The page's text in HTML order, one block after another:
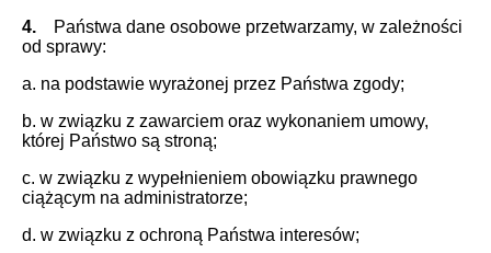
4.
Państwa dane osobowe przetwarzamy, w zależności
od sprawy:
a. na podstawie wyrażonej przez Państwa zgody;
b. w związku z zawarciem oraz wykonaniem umowy,
której Państwo są stroną;
c. w związku z wypełnieniem obowiązku prawnego
ciążącym na administratorze;
d. w związku z ochroną Państwa interesów;